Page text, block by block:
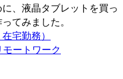
、液晶タブレットを買っ
てみました。
宅勤務）
モートワーク